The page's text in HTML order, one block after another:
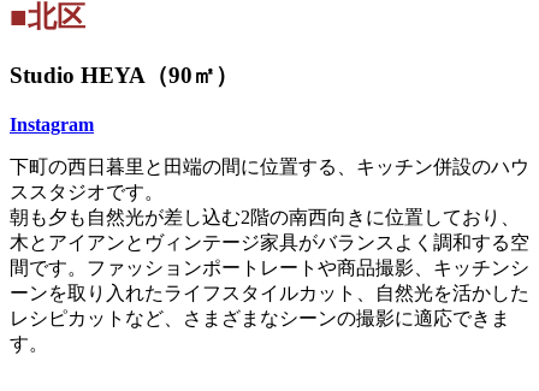
■北区
Studio HEYA（90㎡）
Instagram
下町の西日暮里と田端の間に位置する、キッチン併設のハウ
ススタジオです。
朝も夕も自然光が差し込む2階の南西向きに位置しており、
木とアイアンとヴィンテージ家具がバランスよく調和する空
間です。ファッションポートレートや商品撮影、キッチンシ
ーンを取り入れたライフスタイルカット、自然光を活かした
レシピカットなど、さまざまなシーンの撮影に適応できま
す。